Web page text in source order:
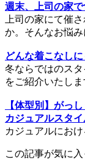
週末、上司の家
上司の家にて催
か。そんなお悩み
どんな着こなし
冬ならではのス
をご紹介いたしま
【体型別】がっ
カジュアルスタイ
カジュアルにお
この記事が気に